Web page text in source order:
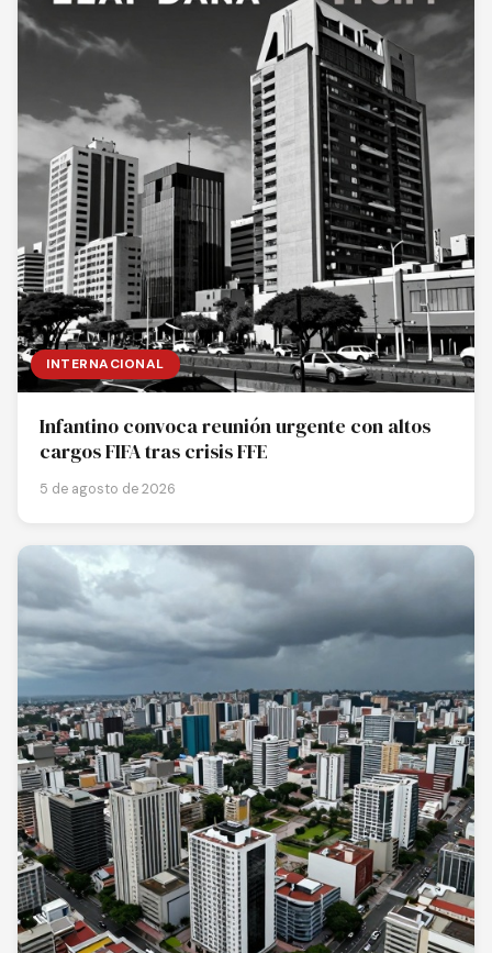
INTERNACIONAL
Infantino convoca reunión urgente con altos
cargos FIFA tras crisis FFE
5 de agosto de 2026